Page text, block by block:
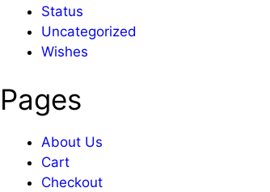
Status
Uncategorized
Wishes
Pages
About Us
Cart
Checkout